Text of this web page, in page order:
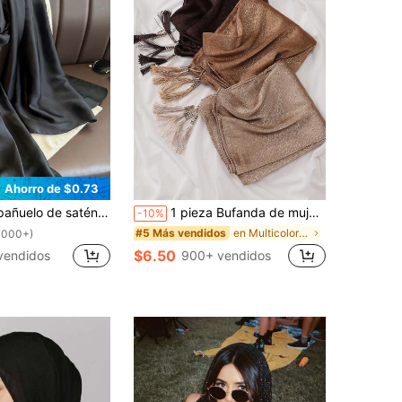
Ahorro de $0.73
1 pieza para usar como bandana, banda para el cabello o diadema ideal para darle un toque elegante a su apariencia -10% 1 pieza Bufanda de mujer de unicolor de terciopelo satinado jacquard con borla y colgante de perla
#5 Más vendidos en Multicolor Bufandas de mujer
$6.50 900+ vendidos